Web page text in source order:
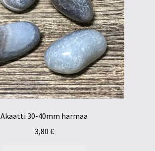
Akaatti 30-40mm harmaa
3,80 €